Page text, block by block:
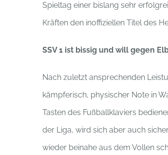
Spieltag einer bislang sehr
Kräften den inoffiziellen Titel des
SSV 1 ist bissig und will gegen
Nach zuletzt ansprechenden
kämpferisch, physischer Note in
Tasten des Fußballklaviers
der Liga, wird sich aber auch
wieder beinahe aus dem Vollen